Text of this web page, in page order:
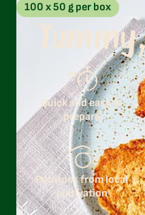
100 x 50 g per box
Quick and easy to
prepare
Potatoes from local
cultivation